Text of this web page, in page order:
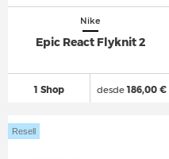
Nike
Epic React Flyknit 2
1 Shop desde186,00 €
Resell